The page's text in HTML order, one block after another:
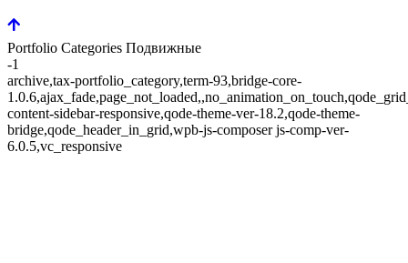
Portfolio Categories Подвижные
-1
archive,tax-portfolio_category,term-93,bridge-core-
content-sidebar-responsive,qode-theme-ver-18.2,qode-theme-
bridge,qode_header_in_grid,wpb-js-composer js-comp-ver-
6.0.5,vc_responsive